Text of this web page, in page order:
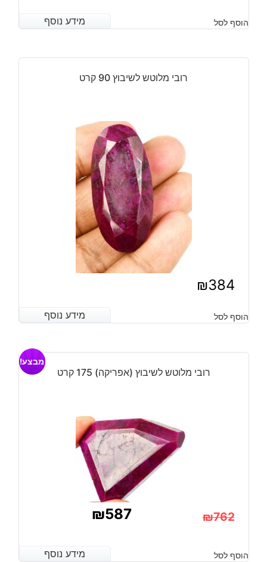
מידע נוסף הוסף לסל מידע נוסף
רובי מלוטש לשיבוץ 90 קרט
₪384
מידע נוסף הוסף לסל מידע נוסף
רובי מלוטש לשיבוץ (אפריקה) 175 קרט
מבצע!
₪762
המקורי
₪587
הנוכחי
מידע נוסף הוסף לסל מידע נוסף